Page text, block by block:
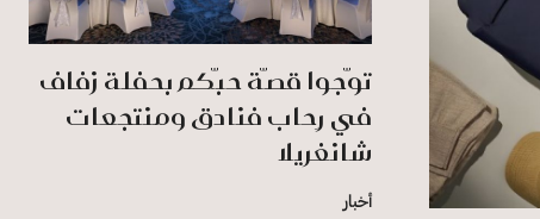
توّجوا قصّة حبّكم بحفلة زفاف
في رِحاب فنادق ومنتجعات
شانغريلا
أخبار